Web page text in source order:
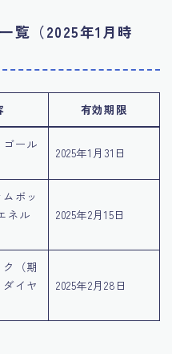
覧（2025年1月時
有効期限
ゴール
2025年1月31日
ボッ
ネル
2025年2月15日
（期
イヤ
2025年2月28日